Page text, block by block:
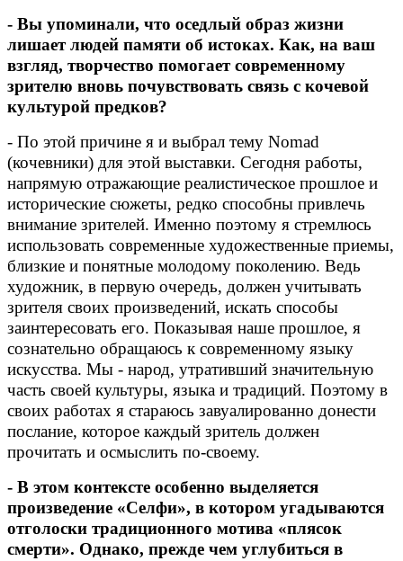
- Вы упоминали, что оседлый образ жизни
лишает людей памяти об истоках. Как, на ваш
взгляд, творчество помогает современному
зрителю вновь почувствовать связь с кочевой
культурой предков?
- По этой причине я и выбрал тему Nomad
(кочевники) для этой выставки. Сегодня работы,
напрямую отражающие реалистическое прошлое и
исторические сюжеты, редко способны привлечь
внимание зрителей. Именно поэтому я стремлюсь
использовать современные художественные приемы,
близкие и понятные молодому поколению. Ведь
художник, в первую очередь, должен учитывать
зрителя своих произведений, искать способы
заинтересовать его. Показывая наше прошлое, я
сознательно обращаюсь к современному языку
искусства. Мы - народ, утративший значительную
часть своей культуры, языка и традиций. Поэтому в
своих работах я стараюсь завуалированно донести
послание, которое каждый зритель должен
прочитать и осмыслить по-своему.
- В этом контексте особенно выделяется
произведение «Селфи», в котором угадываются
отголоски традиционного мотива «плясок
смерти». Однако, прежде чем углубиться в